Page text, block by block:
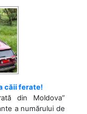
căii ferate!
din Moldova”
a numărului de